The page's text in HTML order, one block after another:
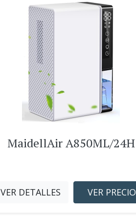
MaidellAir A850ML/24H
VER DETALLES VER PRECIO